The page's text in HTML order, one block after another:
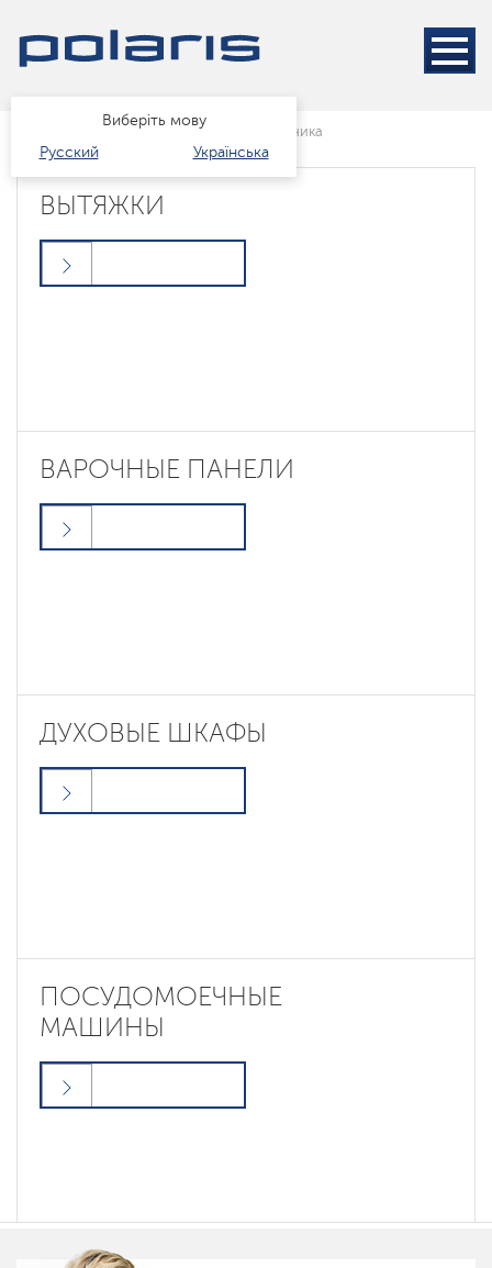
Виберіть мову
Русский
Українська
Каталог Встраиваемая техника
ВЫТЯЖКИ
ВАРОЧНЫЕ ПАНЕЛИ
ДУХОВЫЕ ШКАФЫ
ПОСУДОМОЕЧНЫЕ
МАШИНЫ